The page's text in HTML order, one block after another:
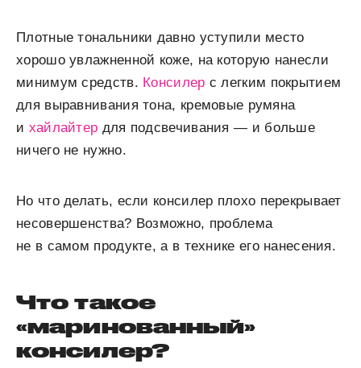
Плотные тональники давно уступили место
хорошо увлажненной коже, на которую нанесли
минимум средств. Консилер с легким покрытием
для выравнивания тона, кремовые румяна
и хайлайтер для подсвечивания — и больше
ничего не нужно.
Но что делать, если консилер плохо перекрывает
несовершенства? Возможно, проблема
не в самом продукте, а в технике его нанесения.
Что такое
«маринованный»
консилер?